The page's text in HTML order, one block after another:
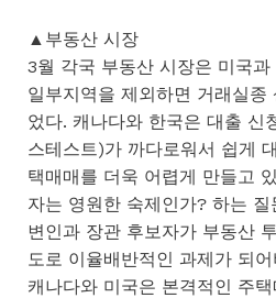
▲부동산 시장
3월 각국 부동산 시장은 미국
일부지역을 제외하면 거래실종
었다. 캐나다와 한국은 대출 신
스테스트)가 까다로워서 쉽게
택매매를 더욱 어렵게 만들고
자는 영원한 숙제인가? 하는
변인과 장관 후보자가 부동산
도로 이율배반적인 과제가 되
캐나다와 미국은 본격적인 주